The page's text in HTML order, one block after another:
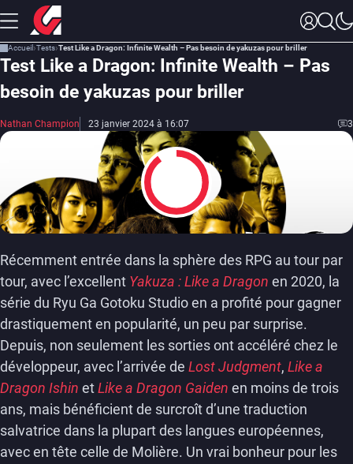
Accueil Tests Test Like a Dragon: Infinite Wealth – Pas besoin de yakuzas pour briller
Test Like a Dragon: Infinite Wealth – Pas
besoin de yakuzas pour briller
Nathan Champion 23 janvier 2024 à 16:07 3
9
Récemment entrée dans la sphère des RPG au tour par
tour, avec l’excellent Yakuza : Like a Dragon en 2020, la
série du Ryu Ga Gotoku Studio en a profité pour gagner
drastiquement en popularité, un peu par surprise.
Depuis, non seulement les sorties ont accéléré chez le
développeur, avec l’arrivée de Lost Judgment, Like a
Dragon Ishin etLike a Dragon Gaiden en moins de trois
ans, mais bénéficient de surcroît d’une traduction
salvatrice dans la plupart des langues européennes,
avec en tête celle de Molière. Un vrai bonheur pour les